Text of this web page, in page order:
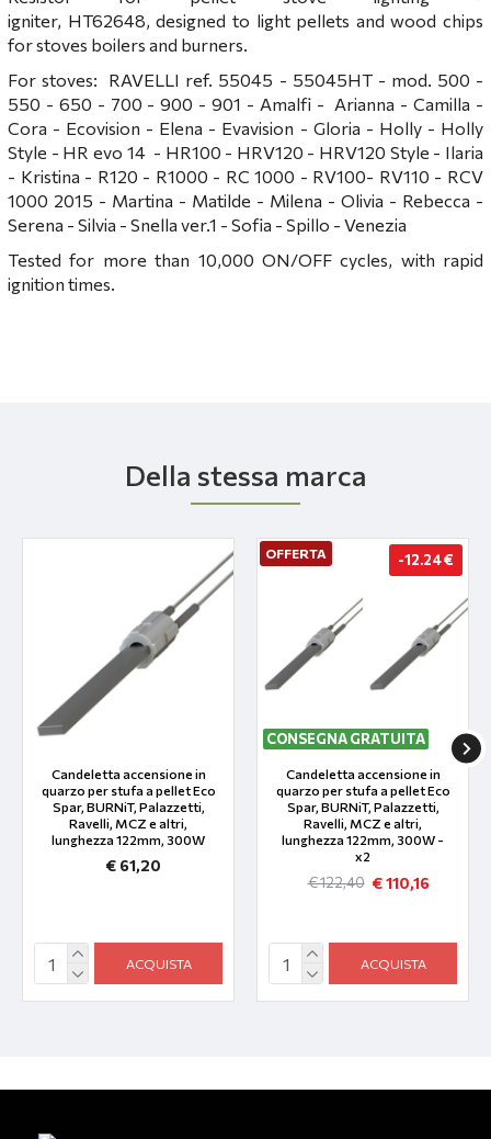
igniter, HT62648, designed to light pellets and wood chips
for stoves boilers and burners.
For stoves: RAVELLI ref. 55045 - 55045HT - mod. 500 -
550 - 650 - 700 - 900 - 901 - Amalfi - Arianna - Camilla -
Cora - Ecovision - Elena - Evavision - Gloria - Holly - Holly
Style - HR evo 14 - HR100 - HRV120 - HRV120 Style - Ilaria
- Kristina - R120 - R1000 - RC 1000 - RV100- RV110 - RCV
1000 2015 - Martina - Matilde - Milena - Olivia - Rebecca -
Serena - Silvia - Snella ver.1 - Sofia - Spillo - Venezia
Tested for more than 10,000 ON/OFF cycles, with rapid
ignition times.
Della stessa marca
Candeletta accensione in
quarzo per stufa a pellet Eco
Spar, BURNiT, Palazzetti,
Ravelli, MCZ e altri,
lunghezza 122mm, 300W
€ 61,20
ACQUISTA
OFFERTA
CONSEGNA GRATUITA
-12.24 €
Candeletta accensione in
quarzo per stufa a pellet Eco
Spar, BURNiT, Palazzetti,
Ravelli, MCZ e altri,
lunghezza 122mm, 300W -
x2
€ 110,16
€ 122,40
ACQUISTA